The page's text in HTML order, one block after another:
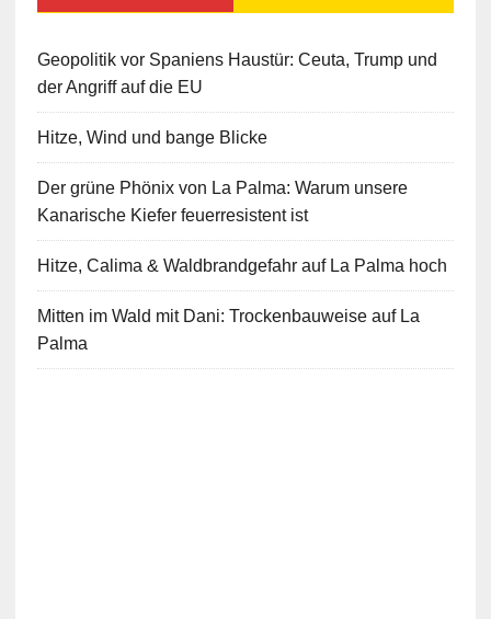
Geopolitik vor Spaniens Haustür: Ceuta, Trump und
der Angriff auf die EU
Hitze, Wind und bange Blicke
Der grüne Phönix von La Palma: Warum unsere
Kanarische Kiefer feuerresistent ist
Hitze, Calima & Waldbrandgefahr auf La Palma hoch
Mitten im Wald mit Dani: Trockenbauweise auf La
Palma